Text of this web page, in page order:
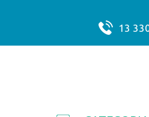
13